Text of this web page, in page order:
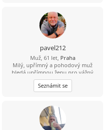
pavel212
Muž, 61 let, Praha
Milý, upřímný a pohodový muž
hledá upřímnou ženu pro vážný
vztah. Věřím, že důvěra, respekt a
dobrá komunikace jsou základem
trvalé lásky. Pokud hledáš něco
Seznámit se